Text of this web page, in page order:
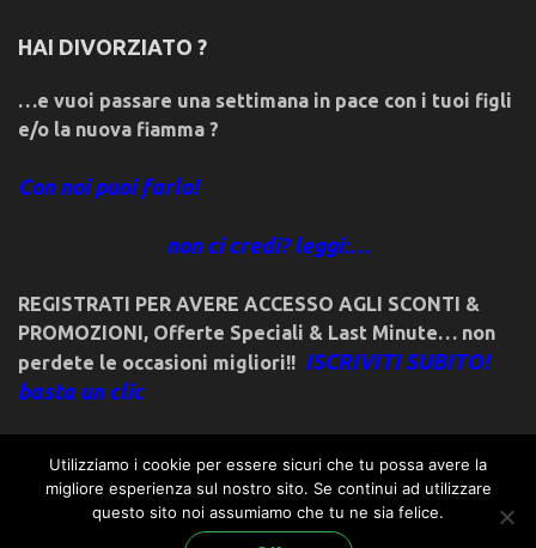
HAI DIVORZIATO ?
…e vuoi passare una settimana in pace con i tuoi figli
e/o la nuova fiamma ?
Con noi puoi farlo!
non ci credi? leggi:…
REGISTRATI PER AVERE ACCESSO AGLI SCONTI &
PROMOZIONI, Offerte Speciali & Last Minute… non
perdete le occasioni migliori!! ISCRIVITI SUBITO!
basta un clic
© 2018friulivg.it. -*- By ST.GEORGE.DRAGONSLAYER LLC -*-
admin@st-george-dragonslayer.com
Utilizziamo i cookie per essere sicuri che tu possa avere la
migliore esperienza sul nostro sito. Se continui ad utilizzare
questo sito noi assumiamo che tu ne sia felice.